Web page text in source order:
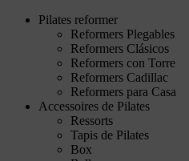
Pilates reformer
Reformers Plegables
Reformers Clásicos
Reformers con Torre
Reformers Cadillac
Reformers para Casa
Accessoires de Pilates
Ressorts
Tapis de Pilates
Box